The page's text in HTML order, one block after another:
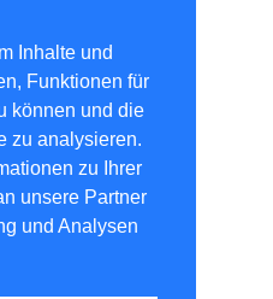
Inhalte und
Funktionen für
können und die
zu analysieren.
zu Ihrer
unsere Partner
und Analysen